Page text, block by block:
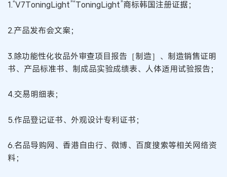
1.“V7ToningLight”“ToningLight”商标韩国注册证据；
2.产品发布会文案；
3.除功能性化妆品外审查项目报告［制造］、制造销售证明
书、产品标准书、制成品实验成绩表、人体适用试验报告；
4.交易明细表；
5.作品登记证书、外观设计专利证书；
6.名品导购网、香港自由行、微博、百度搜索等相关网络资
料；